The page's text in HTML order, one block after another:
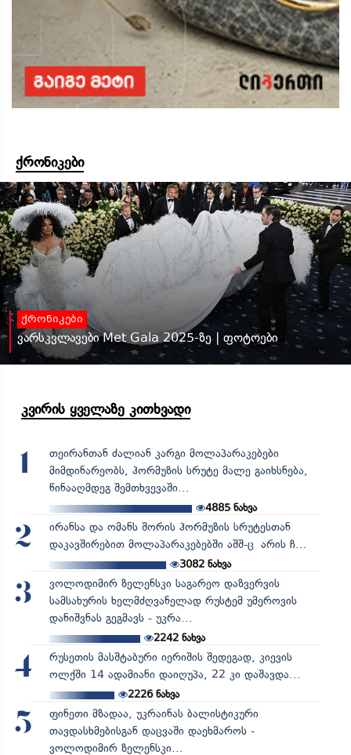
ქრონიკები
ქრონიკები
ვარსკვლავები Met Gala 2025-ზე | ფოტოები
კვირის ყველაზე კითხვადი
1
თეირანთან ძალიან კარგი მოლაპარაკებები
მიმდინარეობს, ჰორმუზის სრუტე მალე გაიხსნება,
წინააღმდეგ შემთხვევაში...
4885 ნახვა
2
ირანსა და ომანს შორის ჰორმუზის სრუტესთან
დაკავშირებით მოლაპარაკებებში აშშ-ც არის ჩ...
3082ნახვა
3
ვოლოდიმირ ზელენსკი საგარეო დაზვერვის
სამსახურის ხელმძღვანელად რუსტემ უმეროვის
დანიშვნას გეგმავს - უკრა...
2242ნახვა
4
რუსეთის მასშტაბური იერიშის შედეგად, კიევის
ოლქში 14 ადამიანი დაიღუპა, 22 კი დაშავდა...
2226ნახვა
5
ფინეთი მზადაა, უკრაინას ბალისტიკური
თავდასხმებისგან დაცვაში დაეხმაროს -
ვოლოდიმირ ზელენსკი...